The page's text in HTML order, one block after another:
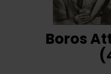
Boros